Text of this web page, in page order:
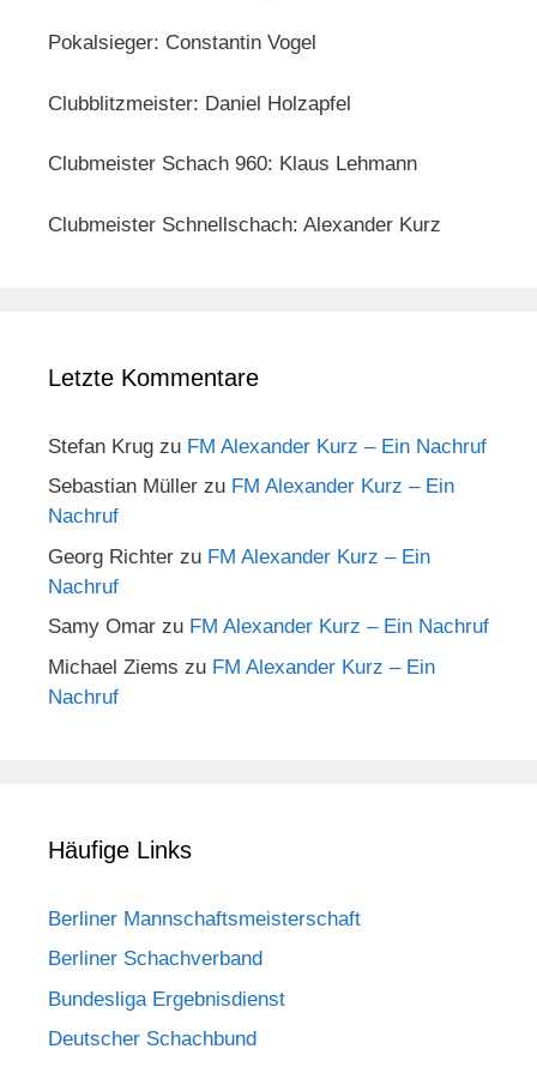
Pokalsieger: Constantin Vogel
Clubblitzmeister: Daniel Holzapfel
Clubmeister Schach 960: Klaus Lehmann
Clubmeister Schnellschach: Alexander Kurz
Letzte Kommentare
Stefan Krug zu FM Alexander Kurz – Ein Nachruf
Sebastian Müller zu FM Alexander Kurz – Ein
Nachruf
Georg Richter zu FM Alexander Kurz – Ein
Nachruf
Samy Omar zu FM Alexander Kurz – Ein Nachruf
Michael Ziems zu FM Alexander Kurz – Ein
Nachruf
Häufige Links
Berliner Mannschaftsmeisterschaft
Berliner Schachverband
Bundesliga Ergebnisdienst
Deutscher Schachbund